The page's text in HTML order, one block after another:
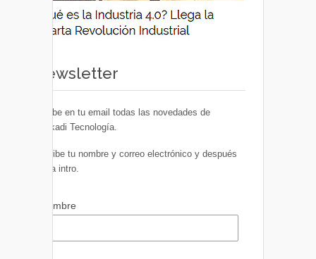
Newsletter
Recibe en tu email todas las novedades de
Euskadi Tecnología.
Escribe tu nombre y correo electrónico y después
pulsa intro.
Nombre